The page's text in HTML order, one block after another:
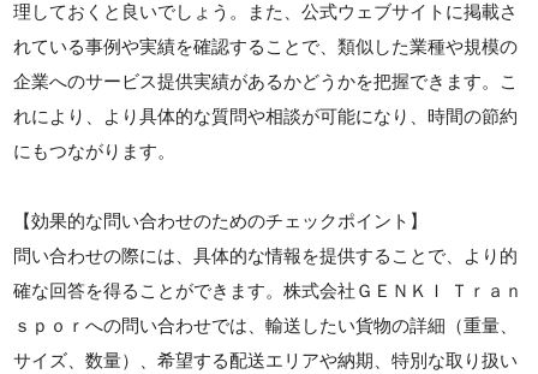
理しておくと良いでしょう。また、公式ウェブサイトに掲載さ
れている事例や実績を確認することで、類似した業種や規模の
企業へのサービス提供実績があるかどうかを把握できます。こ
れにより、より具体的な質問や相談が可能になり、時間の節約
にもつながります。
【効果的な問い合わせのためのチェックポイント】
問い合わせの際には、具体的な情報を提供することで、より的
確な回答を得ることができます。株式会社ＧＥＮＫＩ Ｔｒａｎ
ｓｐｏｒへの問い合わせでは、輸送したい貨物の詳細（重量、
サイズ、数量）、希望する配送エリアや納期、特別な取り扱い